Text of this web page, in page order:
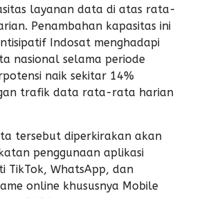
layanan data di atas rata-
Penambahan kapasitas ini
Indosat menghadapi
nasional selama periode
naik sekitar 14%
trafik data rata-rata harian
tersebut diperkirakan akan
penggunaan aplikasi
TikTok, WhatsApp, dan
online khususnya Mobile